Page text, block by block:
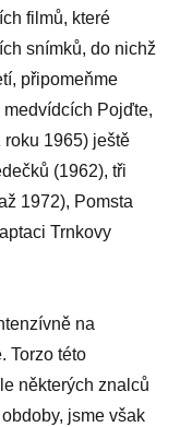
filmů, které
snímků, do nichž
připomeňme
Pojďte,
roku 1965) ještě
(1962), tři
1972), Pomsta
Trnkovy
na
Torzo této
některých znalců
jsme však